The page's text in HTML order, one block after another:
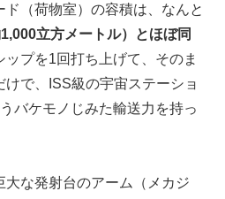
ド（荷物室）の容積は、なんと
立方メートル）とほぼ同
ップを1回打ち上げて、そのま
けで、ISS級の宇宙ステーショ
バケモノじみた輸送力を持っ
大な発射台のアーム（メカジ